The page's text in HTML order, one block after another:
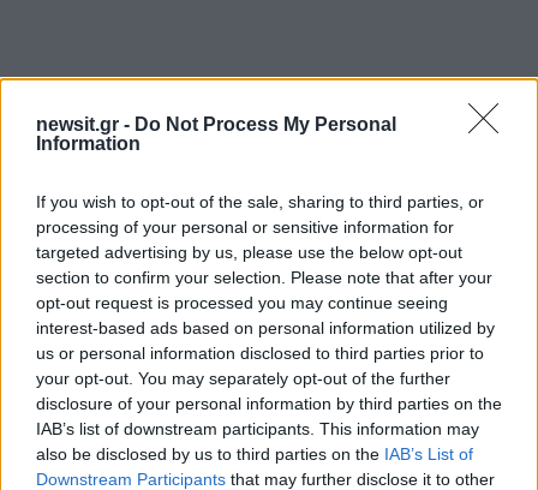
newsit.gr - Do Not Process My Personal
Information
If you wish to opt-out of the sale, sharing to third parties, or
processing of your personal or sensitive information for
targeted advertising by us, please use the below opt-out
section to confirm your selection. Please note that after your
opt-out request is processed you may continue seeing
interest-based ads based on personal information utilized by
us or personal information disclosed to third parties prior to
your opt-out. You may separately opt-out of the further
disclosure of your personal information by third parties on the
IAB’s list of downstream participants. This information may
also be disclosed by us to third parties on the IAB’s List of
Downstream Participants that may further disclose it to other
Αν τα χάσατε
Καιρός «hot – dry – windy»
τις επόμενες 48 ώρες:
Αυξημένος ο κίνδυνος
φωτιάς, συναγερμός σε 6
περιφέρειες
Σε 57χρονη
από την Κυψέλη
σορός που βρέθηκε
Λυκαβηττό - Από
θάνατός της